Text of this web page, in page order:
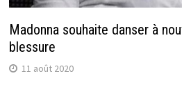
Madonna souhaite danser à
blessure
11 août 2020